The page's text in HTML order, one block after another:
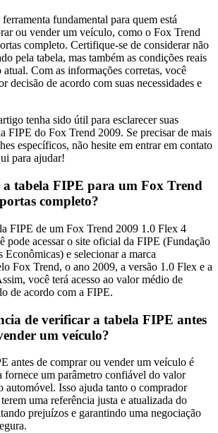
fundamental para quem está
ou vender um veículo, como o Fox Trend
completo. Certifique-se de considerar não
pela tabela, mas também as condições reais
atual. Com as informações corretas, você
decisão de acordo com suas necessidades e
tenha sido útil para esclarecer suas
FIPE do Fox Trend 2009. Se precisar de mais
específicos, não hesite em entrar em contato
para ajudar!
a tabela FIPE para um Fox Trend
completo?
FIPE de um Fox Trend 2009 1.0 Flex 4
pode acessar o site oficial da FIPE (Fundação
Econômicas) e selecionar a marca
Fox Trend, o ano 2009, a versão 1.0 Flex e a
você terá acesso ao valor médio de
de acordo com a FIPE.
de verificar a tabela FIPE antes
um veículo?
antes de comprar ou vender um veículo é
fornece um parâmetro confiável do valor
automóvel. Isso ajuda tanto o comprador
uma referência justa e atualizada do
prejuízos e garantindo uma negociação